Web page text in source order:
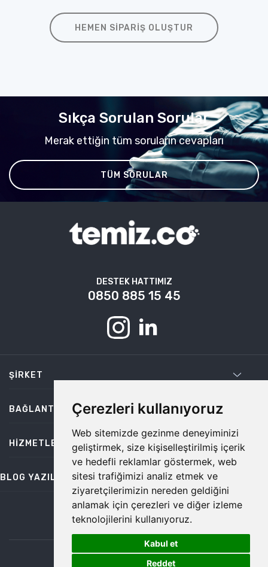
Çerezleri kullanıyoruz
Web sitemizde gezinme deneyiminizi
geliştirmek, size kişiselleştirilmiş içerik
ve hedefli reklamlar göstermek, web
sitesi trafiğimizi analiz etmek ve
ziyaretçilerimizin nereden geldiğini
anlamak için çerezleri ve diğer izleme
teknolojilerini kullanıyoruz.
Kabul et
Reddet
HEMEN SIPARIŞ OLUŞTUR
Sıkça Sorulan Sorular
Merak ettiğin tüm soruların cevapları
TÜM SORULAR
DESTEK HATTIMIZ
0850 885 15 45
ŞIRKET
BAĞLANTILAR
HIZMETLER
BLOG YAZILARI
bilgi@temiz.co
©2026 Temiz, Her Hakkı Saklıdır.